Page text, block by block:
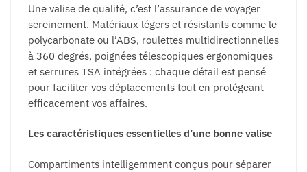
du
produit
Une valise de qualité, c’est l’assurance de voyager
sereinement. Matériaux légers et résistants comme le
polycarbonate ou l’ABS, roulettes multidirectionnelles
à 360 degrés, poignées télescopiques ergonomiques
et serrures TSA intégrées : chaque détail est pensé
pour faciliter vos déplacements tout en protégeant
efficacement vos affaires.
Les caractéristiques essentielles d’une bonne valise
Compartiments intelligemment conçus pour séparer